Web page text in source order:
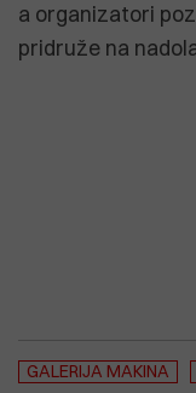
a organizatori
pridruže na
GALERIJA MAKINA